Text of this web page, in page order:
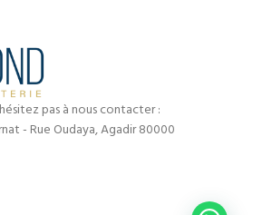
pas à nous contacter :
- Rue Oudaya, Agadir 80000